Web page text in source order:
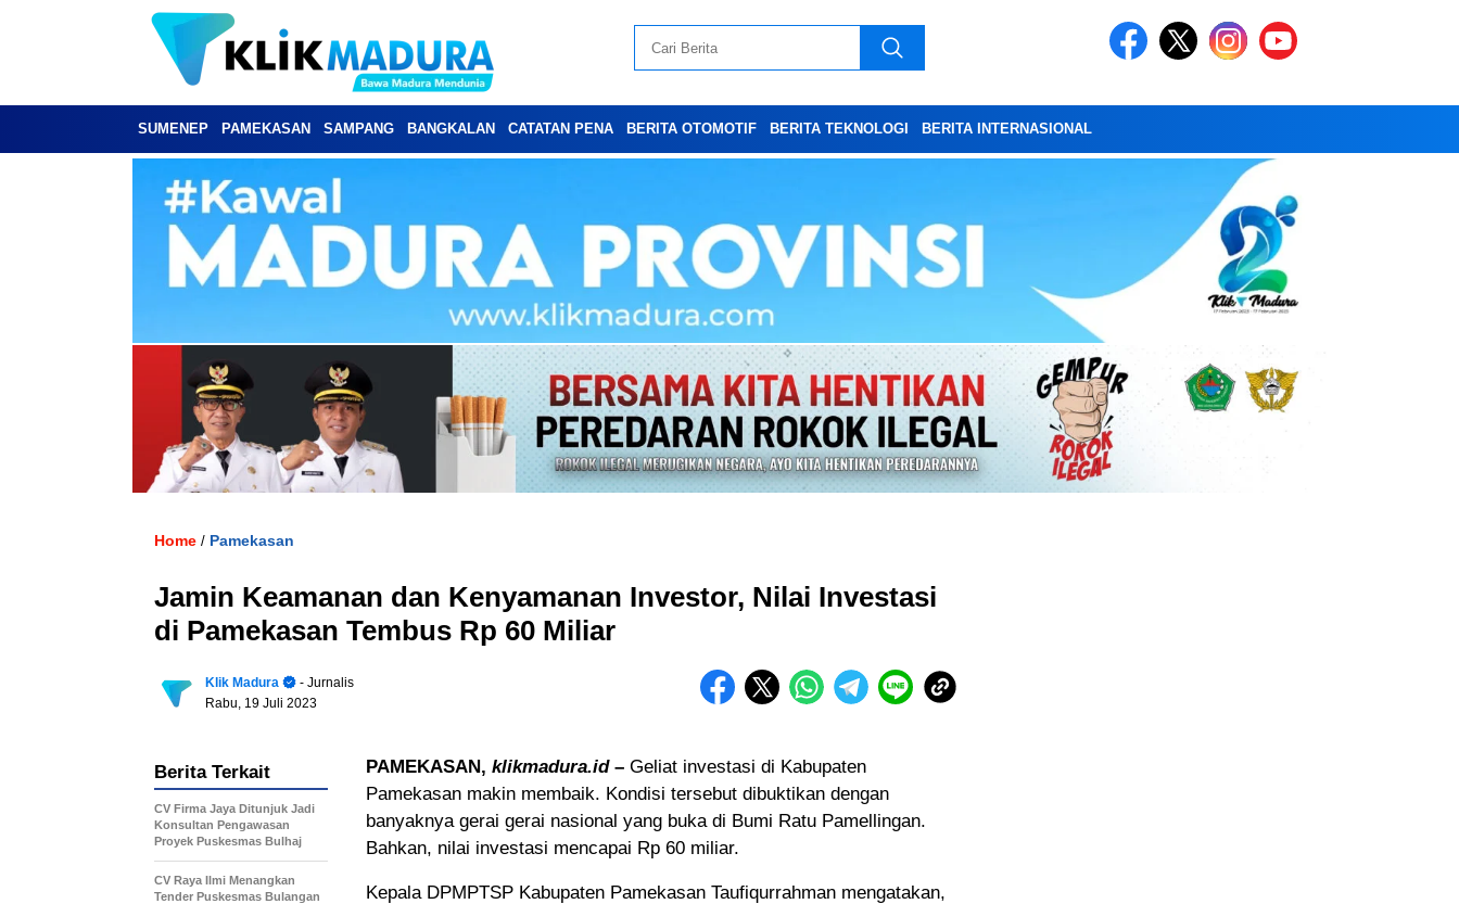
SUMENEP PAMEKASAN SAMPANG BANGKALAN CATATAN PENA BERITA OTOMOTIF BERITA TEKNOLOGI BERITA INTERNASIONAL
Home / Pamekasan
Jamin Keamanan dan Kenyamanan Investor, Nilai Investasi
di Pamekasan Tembus Rp 60 Miliar
Klik Madura
- Jurnalis
Rabu, 19 Juli 2023
PAMEKASAN, klikmadura.id– Geliat investasi di Kabupaten
Pamekasan makin membaik. Kondisi tersebut dibuktikan dengan
banyaknya gerai gerai nasional yang buka di Bumi Ratu Pamellingan.
Bahkan, nilai investasi mencapai Rp 60 miliar.
Kepala DPMPTSP Kabupaten Pamekasan Taufiqurrahman mengatakan,
Berita Terkait
CV Firma Jaya Ditunjuk Jadi
Konsultan Pengawasan
Proyek Puskesmas Bulhaj
CV Raya Ilmi Menangkan
Tender Puskesmas Bulangan